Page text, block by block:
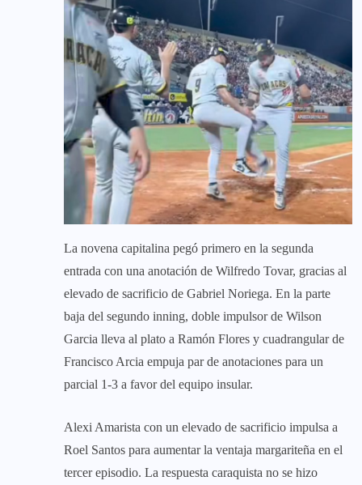
La novena capitalina pegó primero en la segunda
entrada con una anotación de Wilfredo Tovar, gracias al
elevado de sacrificio de Gabriel Noriega. En la parte
baja del segundo inning, doble impulsor de Wilson
Garcia lleva al plato a Ramón Flores y cuadrangular de
Francisco Arcia empuja par de anotaciones para un
parcial 1-3 a favor del equipo insular.
Alexi Amarista con un elevado de sacrificio impulsa a
Roel Santos para aumentar la ventaja margariteña en el
tercer episodio. La respuesta caraquista no se hizo